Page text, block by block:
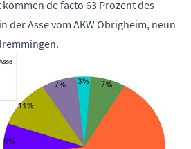
de facto 63 Prozent des
der Asse vom AKW Obrigheim, neun